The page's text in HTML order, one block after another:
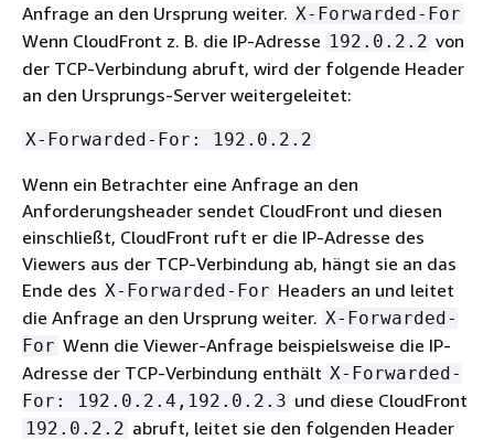
Anfrage an den Ursprung weiter. X-Forwarded-For
Wenn CloudFront z. B. die IP-Adresse 192.0.2.2 von
der TCP-Verbindung abruft, wird der folgende Header
an den Ursprungs-Server weitergeleitet:
X-Forwarded-For: 192.0.2.2
Wenn ein Betrachter eine Anfrage an den
Anforderungsheader sendet CloudFront und diesen
einschließt, CloudFront ruft er die IP-Adresse des
Viewers aus der TCP-Verbindung ab, hängt sie an das
Ende des X-Forwarded-For Headers an und leitet
die Anfrage an den Ursprung weiter. X-Forwarded-
For Wenn die Viewer-Anfrage beispielsweise die IP-
Adresse der TCP-Verbindung enthält X-Forwarded-
For: 192.0.2.4,192.0.2.3 und diese CloudFront
192.0.2.2 abruft, leitet sie den folgenden Header